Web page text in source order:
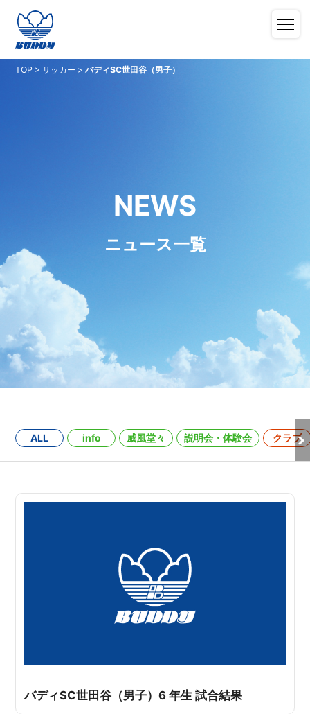
TOP >サッカー >バディSC世田谷（男子）
NEWS
ニュース一覧
ALL info 威風堂々 説明会・体験会 クラブ
バディSC世田谷（男子）6 年生 試合結果